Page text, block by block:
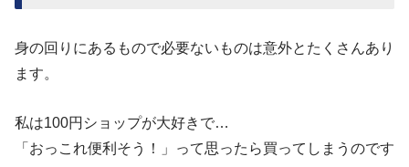
身の回りにあるもので必要ないものは意外とたくさんあり
ます。
私は100円ショップが大好きで…
「おっこれ便利そう！」って思ったら買ってしまうのです